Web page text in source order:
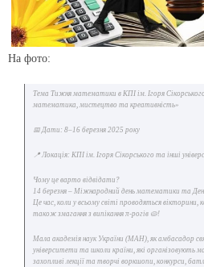
На фото:
Тема Тижня математики в КПІ ім. Ігоря
математика, мистецтво та креативність»
📅 Дати: 8–16 березня 2025 року
📍 Локація: КПІ ім. Ігоря Сікорського та інші
Чому це варто відвідати?
14 березня – Міжнародний день математики та
Це час, коли у всьому світі проводяться вікторини,
також змагання з випікання π-рогів 🥧!
Мала академія наук України (МАН), як амбасадор
університети та школи країни, які організовують
захопливі лекції та творчі воркшопи, конкурси,